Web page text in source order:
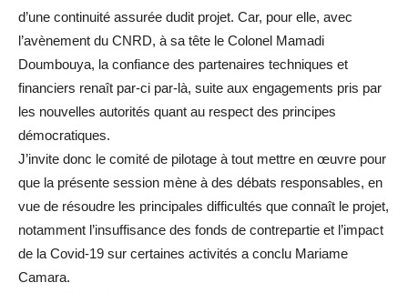
d’une continuité assurée dudit projet. Car, pour elle, avec
l’avènement du CNRD, à sa tête le Colonel Mamadi
Doumbouya, la confiance des partenaires techniques et
financiers renaît par-ci par-là, suite aux engagements pris par
les nouvelles autorités quant au respect des principes
démocratiques.
J’invite donc le comité de pilotage à tout mettre en œuvre pour
que la présente session mène à des débats responsables, en
vue de résoudre les principales difficultés que connaît le projet,
notamment l’insuffisance des fonds de contrepartie et l’impact
de la Covid-19 sur certaines activités a conclu Mariame
Camara.